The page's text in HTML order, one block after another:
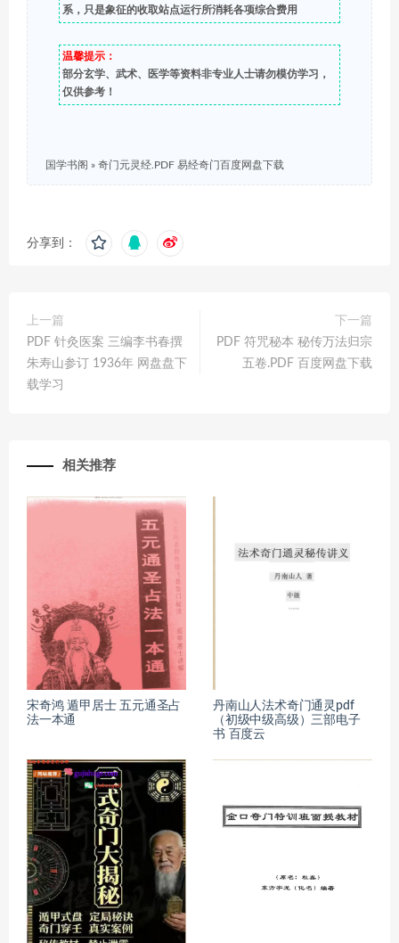
系，只是象征的收取站点运行所消耗各项综合费用
温馨提示：
部分玄学、武术、医学等资料非专业人士请勿模仿学习，
仅供参考！
国学书阁 » 奇门元灵经.PDF 易经奇门百度网盘下载
分享到：
上一篇
PDF 针灸医案 三编李书春撰
朱寿山参订 1936年 网盘盘下
载学习
下一篇
PDF 符咒秘本 秘传万法归宗
五卷.PDF 百度网盘下载
相关推荐
宋奇鸿 遁甲居士 五元通圣占
法一本通
丹南山人法术奇门通灵pdf
（初级中级高级）三部电子
书 百度云